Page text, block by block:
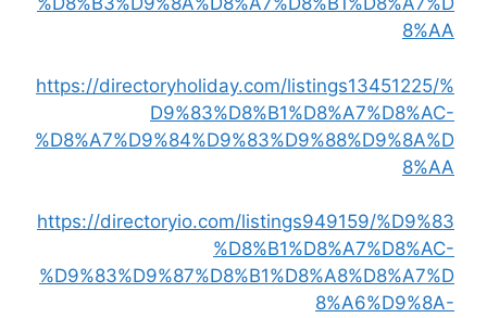
8%AA
https://directoryholiday.com/listings13451225/%
D9%83%D8%B1%D8%A7%D8%AC-
%D8%A7%D9%84%D9%83%D9%88%D9%8A%D
8%AA
https://directoryio.com/listings949159/%D9%83
%D8%B1%D8%A7%D8%AC-
%D9%83%D9%87%D8%B1%D8%A8%D8%A7%D
8%A6%D9%8A-